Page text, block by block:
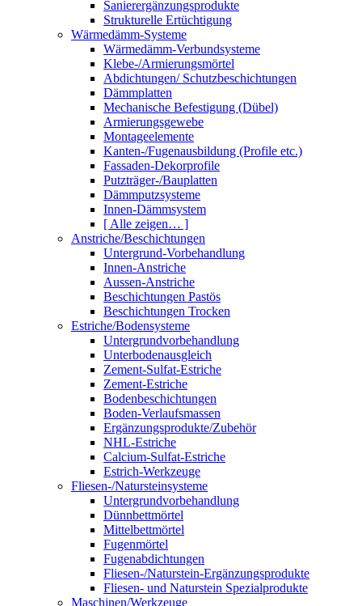
Sanierergänzungsprodukte
Strukturelle Ertüchtigung
Wärmedämm-Systeme
Wärmedämm-Verbundsysteme
Klebe-/Armierungsmörtel
Abdichtungen/ Schutzbeschichtungen
Dämmplatten
Mechanische Befestigung (Dübel)
Armierungsgewebe
Montageelemente
Kanten-/Fugenausbildung (Profile etc.)
Fassaden-Dekorprofile
Putzträger-/Bauplatten
Dämmputzsysteme
Innen-Dämmsystem
[ Alle zeigen… ]
Anstriche/Beschichtungen
Untergrund-Vorbehandlung
Innen-Anstriche
Aussen-Anstriche
Beschichtungen Pastös
Beschichtungen Trocken
Estriche/Bodensysteme
Untergrundvorbehandlung
Unterbodenausgleich
Zement-Sulfat-Estriche
Zement-Estriche
Bodenbeschichtungen
Boden-Verlaufsmassen
Ergänzungsprodukte/Zubehör
NHL-Estriche
Calcium-Sulfat-Estriche
Estrich-Werkzeuge
Fliesen-/Natursteinsysteme
Untergrundvorbehandlung
Dünnbettmörtel
Mittelbettmörtel
Fugenmörtel
Fugenabdichtungen
Fliesen-/Naturstein-Ergänzungsprodukte
Fliesen- und Naturstein Spezialprodukte
Maschinen/Werkzeuge